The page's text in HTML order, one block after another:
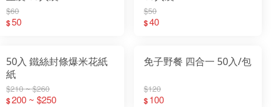
$60
$50
$50
$40
50入 鐵絲封條爆米花紙
紙
$210 ~ $260
$200 ~ $250
免子野餐 四合一 50入/包
$120
$100